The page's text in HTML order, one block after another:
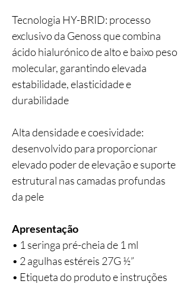
Tecnologia HY-BRID: processo
exclusivo da Genoss que combina
ácido hialurónico de alto e baixo peso
molecular, garantindo elevada
estabilidade, elasticidade e
durabilidade
Alta densidade e coesividade:
desenvolvido para proporcionar
elevado poder de elevação e suporte
estrutural nas camadas profundas
da pele
Apresentação
• 1 seringa pré-cheia de 1 ml
• 2 agulhas estéreis 27G ½”
• Etiqueta do produto e instruções